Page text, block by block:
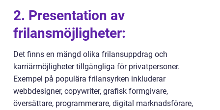
2. Presentation av
frilansmöjligheter:
Det finns en mängd olika frilansuppdrag och
karriärmöjligheter tillgängliga för privatpersoner.
Exempel på populära frilansyrken inkluderar
webbdesigner, copywriter, grafisk formgivare,
översättare, programmerare, digital marknadsförare,